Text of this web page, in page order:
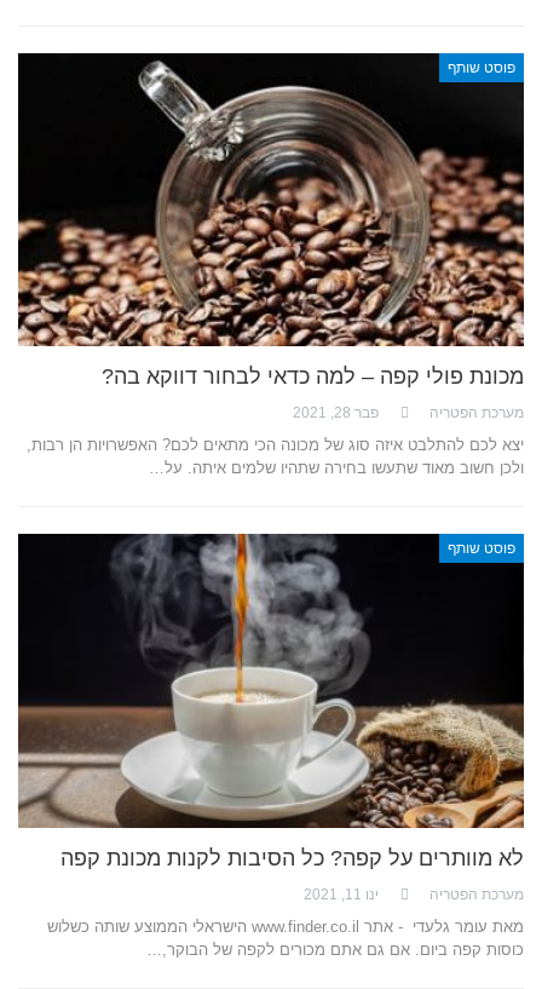
פוסט שותף
מכונת פולי קפה – למה כדאי לבחור דווקא בה?
מערכת הפטריה פבר 28, 2021
יצא לכם להתלבט איזה סוג של מכונה הכי מתאים לכם? האפשרויות הן רבות,
ולכן חשוב מאוד שתעשו בחירה שתהיו שלמים איתה. על…
פוסט שותף
לא מוותרים על קפה? כל הסיבות לקנות מכונת קפה
מערכת הפטריה ינו 11, 2021
מאת עומר גלעדי - אתר www.finder.co.il הישראלי הממוצע שותה כשלוש
כוסות קפה ביום. אם גם אתם מכורים לקפה של הבוקר,…